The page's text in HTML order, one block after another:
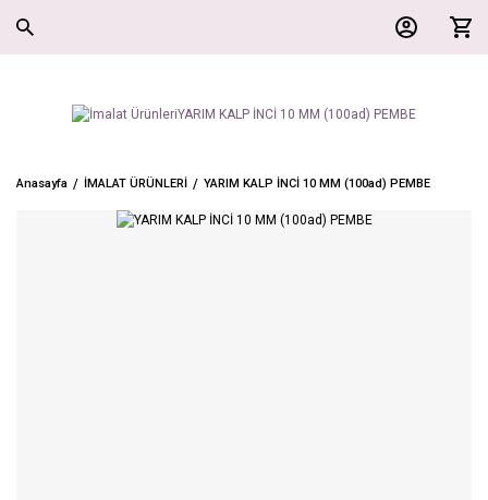
Anasayfa İMALAT ÜRÜNLERİ YARIM KALP İNCİ 10 MM (100ad) PEMBE